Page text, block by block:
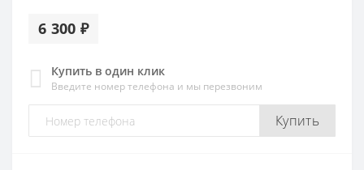
6 300 ₽
Купить в один клик
Введите номер телефона и мы перезвоним
Купить